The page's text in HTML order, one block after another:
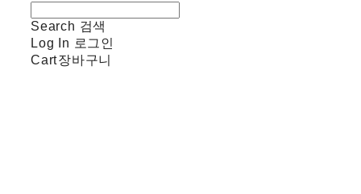
Search 검색
Log In 로그인
Cart장바구니